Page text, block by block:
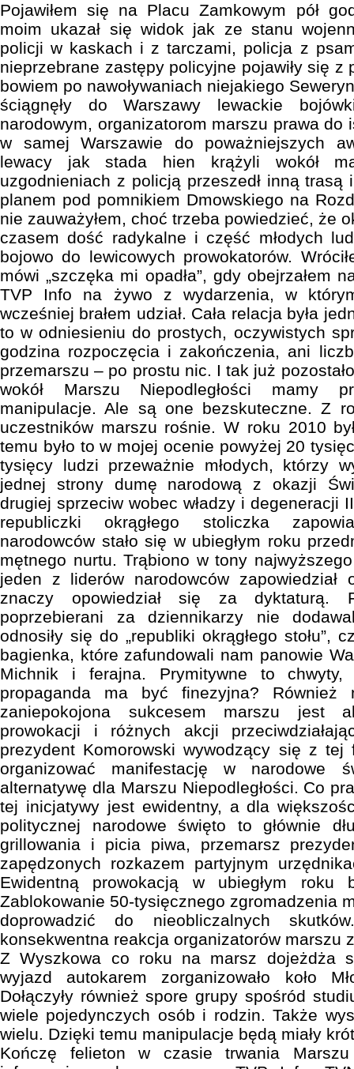
Pojawiłem się na Placu Zamkowym pół
moim ukazał się widok jak ze stanu
policji w kaskach i z tarczami, policja z
nieprzebrane zastępy policyjne pojawiły się z
bowiem po nawoływaniach niejakiego
ściągnęły do Warszawy lewackie
narodowym, organizatorom marszu prawa do
w samej Warszawie do poważniejszych
lewacy jak stada hien krążyli wokół
uzgodnieniach z policją przeszedł inną trasą
planem pod pomnikiem Dmowskiego na
nie zauważyłem, choć trzeba powiedzieć, że
czasem dość radykalne i część młodych
bojowo do lewicowych prowokatorów.
mówi „szczęka mi opadła”, gdy obejrzałem
TVP Info na żywo z wydarzenia, w
wcześniej brałem udział. Cała relacja była
to w odniesieniu do prostych, oczywistych
godzina rozpoczęcia i zakończenia, ani
przemarszu – po prostu nic. I tak już
wokół Marszu Niepodległości mamy
manipulacje. Ale są one bezskuteczne. Z
uczestników marszu rośnie. W roku 2010
temu było to w mojej ocenie powyżej 20
tysięcy ludzi przeważnie młodych, którzy
jednej strony dumę narodową z okazji
drugiej sprzeciw wobec władzy i degeneracji
republiczki okrągłego stoliczka
narodowców stało się w ubiegłym roku
mętnego nurtu. Trąbiono w tony
jeden z liderów narodowców zapowiedział
znaczy opowiedział się za dyktaturą.
poprzebierani za dziennikarzy nie
odnosiły się do „republiki okrągłego stołu”,
bagienka, które zafundowali nam panowie
Michnik i ferajna. Prymitywne to
propaganda ma być finezyjna? Również
zaniepokojona sukcesem marszu jest
prowokacji i różnych akcji
prezydent Komorowski wywodzący się z tej
organizować manifestację w narodowe
alternatywę dla Marszu Niepodległości. Co
tej inicjatywy jest ewidentny, a dla
politycznej narodowe święto to głównie
grillowania i picia piwa, przemarsz
zapędzonych rozkazem partyjnym
Ewidentną prowokacją w ubiegłym roku
Zablokowanie 50-tysięcznego zgromadzenia
doprowadzić do nieobliczalnych
konsekwentna reakcja organizatorów marszu
Z Wyszkowa co roku na marsz dojeżdża
wyjazd autokarem zorganizowało koło
Dołączyły również spore grupy spośród
wiele pojedynczych osób i rodzin. Także
wielu. Dzięki temu manipulacje będą miały
Kończę felieton w czasie trwania Marszu